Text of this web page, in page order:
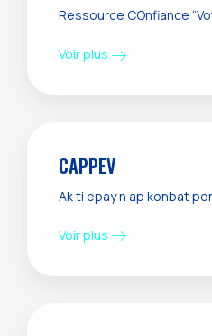
Ressource COnfiance
Voir plus
CAPPEV
Ak ti epay n ap konbat
Voir plus